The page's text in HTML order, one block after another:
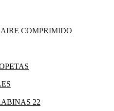
COMPRIMIDO
22